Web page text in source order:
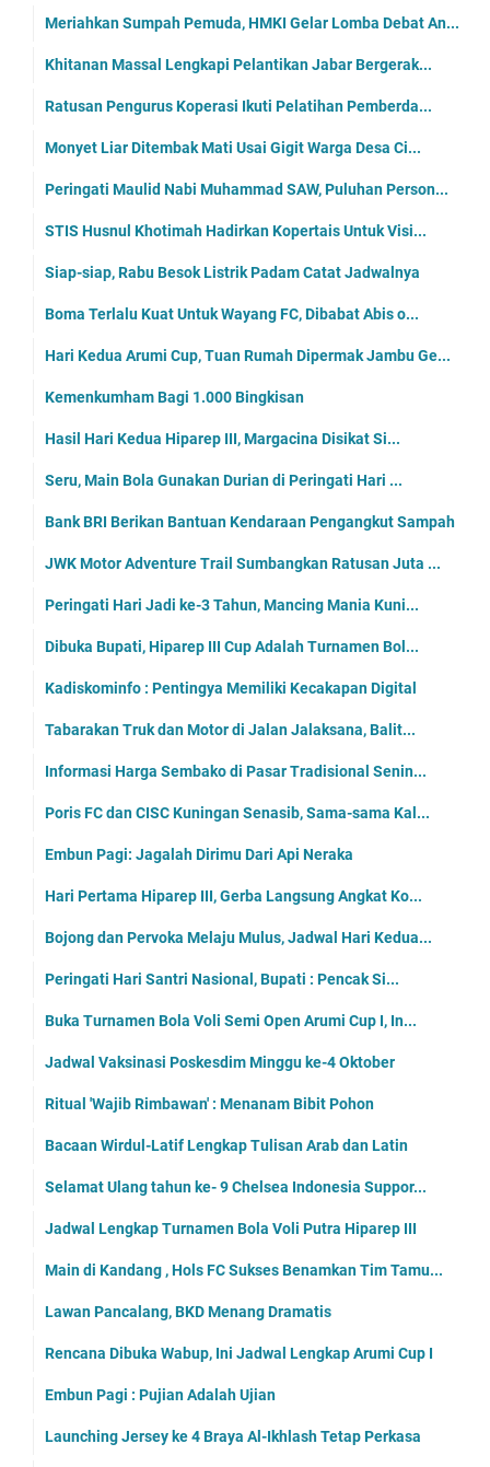
Meriahkan Sumpah Pemuda, HMKI Gelar Lomba Debat An...
Khitanan Massal Lengkapi Pelantikan Jabar Bergerak...
Ratusan Pengurus Koperasi Ikuti Pelatihan Pemberda...
Monyet Liar Ditembak Mati Usai Gigit Warga Desa Ci...
Peringati Maulid Nabi Muhammad SAW, Puluhan Person...
STIS Husnul Khotimah Hadirkan Kopertais Untuk Visi...
Siap-siap, Rabu Besok Listrik Padam Catat Jadwalnya
Boma Terlalu Kuat Untuk Wayang FC, Dibabat Abis o...
Hari Kedua Arumi Cup, Tuan Rumah Dipermak Jambu Ge...
Kemenkumham Bagi 1.000 Bingkisan
Hasil Hari Kedua Hiparep III, Margacina Disikat Si...
Seru, Main Bola Gunakan Durian di Peringati Hari ...
Bank BRI Berikan Bantuan Kendaraan Pengangkut Sampah
JWK Motor Adventure Trail Sumbangkan Ratusan Juta ...
Peringati Hari Jadi ke-3 Tahun, Mancing Mania Kuni...
Dibuka Bupati, Hiparep III Cup Adalah Turnamen Bol...
Kadiskominfo : Pentingya Memiliki Kecakapan Digital
Tabarakan Truk dan Motor di Jalan Jalaksana, Balit...
Informasi Harga Sembako di Pasar Tradisional Senin...
Poris FC dan CISC Kuningan Senasib, Sama-sama Kal...
Embun Pagi: Jagalah Dirimu Dari Api Neraka
Hari Pertama Hiparep III, Gerba Langsung Angkat Ko...
Bojong dan Pervoka Melaju Mulus, Jadwal Hari Kedua...
Peringati Hari Santri Nasional, Bupati : Pencak Si...
Buka Turnamen Bola Voli Semi Open Arumi Cup I, In...
Jadwal Vaksinasi Poskesdim Minggu ke-4 Oktober
Ritual 'Wajib Rimbawan' : Menanam Bibit Pohon
Bacaan Wirdul-Latif Lengkap Tulisan Arab dan Latin
Selamat Ulang tahun ke- 9 Chelsea Indonesia Suppor...
Jadwal Lengkap Turnamen Bola Voli Putra Hiparep III
Main di Kandang , Hols FC Sukses Benamkan Tim Tamu...
Lawan Pancalang, BKD Menang Dramatis
Rencana Dibuka Wabup, Ini Jadwal Lengkap Arumi Cup I
Embun Pagi : Pujian Adalah Ujian
Launching Jersey ke 4 Braya Al-Ikhlash Tetap Perkasa